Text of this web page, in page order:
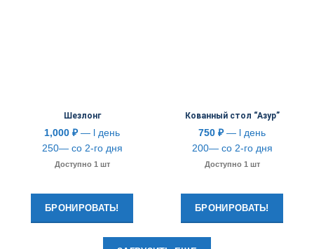
Шезлонг
1,000 ₽— l день
250— со 2-го дня
Доступно 1 шт
БРОНИРОВАТЬ!
Кованный стол “Азур”
750 ₽— l день
200— со 2-го дня
Доступно 1 шт
БРОНИРОВАТЬ!